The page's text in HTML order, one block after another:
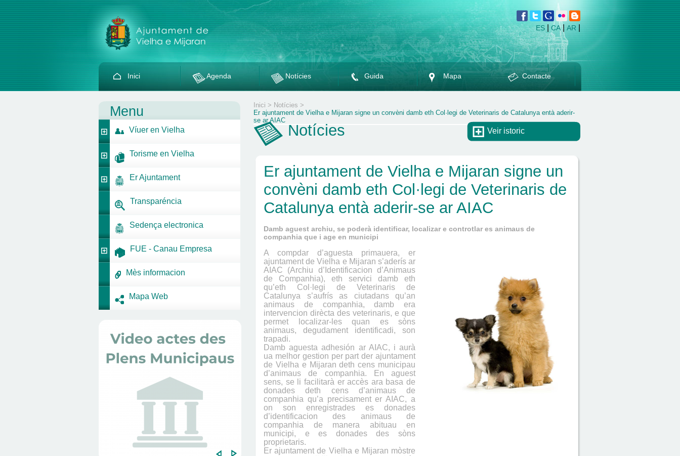
ES CA | AR
Inici Agenda Notícies Guida Mapa Contacte
Menu
Víuer en Vielha
Torisme en Vielha
Er Ajuntament
Transparéncia
Sedença electronica
FUE - Canau Empresa
Mès informacion
Mapa Web
Inici > Notícies >
Er ajuntament de Vielha e Mijaran signe un convèni damb eth Col·legi de Veterinaris de Catalunya entà aderir-
se ar AIAC
Notícies Veir istoric
Er ajuntament de Vielha e Mijaran signe un
convèni damb eth Col·legi de Veterinaris de
Catalunya entà aderir-se ar AIAC
Damb aguest archiu, se poderà identificar, localizar e controtlar es animaus de
companhia que i age en municipi
A compdar d’aguesta primauera, er
ajuntament de Vielha e Mijaran s’aderís ar
AIAC (Archiu d’Identificacion d’Animaus
de Companhia), eth servici damb eth
qu’eth Col·legi de Veterinaris de
Catalunya s’aufrís as ciutadans qu’an
animaus de companhia, damb era
intervencion dirècta des veterinaris, e que
permet localizar-les quan es sòns
animaus, degudament identificadi, son
trapadi.
Damb aguesta adhesión ar AIAC, i aurà
ua melhor gestion per part der ajuntament
de Vielha e Mijaran deth cens municipau
d’animaus de companhia. En aguest
sens, se li facilitarà er accès ara basa de
donades deth cens d’animaus de
companhia qu’a precisament er AIAC, a
on son enregistrades es donades
d’identificacion des animaus de
companhia de manera abituau en
municipi, e es donades des sòns
proprietaris.
Er ajuntament de Vielha e Mijaran mòstre